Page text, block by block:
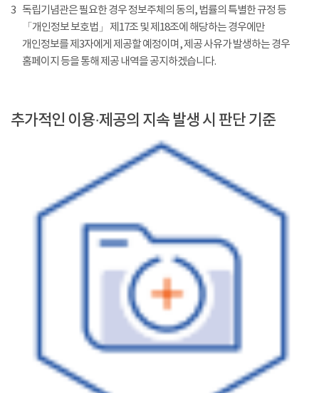
3 독립기념관은 필요한 경우 정보주체의 동의, 법률의 특별한 규정 등
「개인정보 보호법」 제17조 및 제18조에 해당하는 경우에만
개인정보를 제3자에게 제공할 예정이며, 제공 사유가 발생하는 경우
홈페이지 등을 통해 제공 내역을 공지하겠습니다.
추가적인 이용·제공의 지속 발생 시 판단 기준